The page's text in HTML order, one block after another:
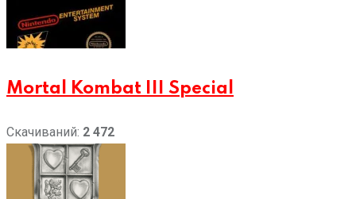
Mortal Kombat III Special
Скачиваний: 2 472